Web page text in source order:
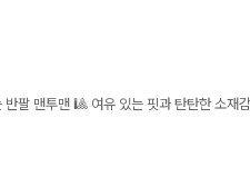
팔 맨투맨 🎱 여유 있는 핏과 탄탄한 소재